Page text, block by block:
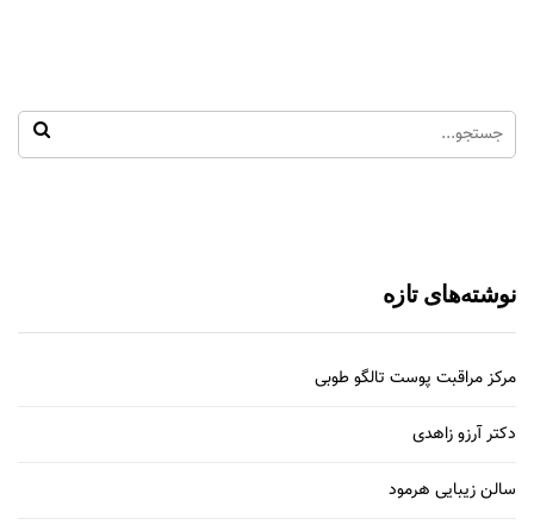
نوشته‌های تازه
مرکز مراقبت پوست تالگو طوبی
دکتر آرزو زاهدی
سالن زیبایی هرمود